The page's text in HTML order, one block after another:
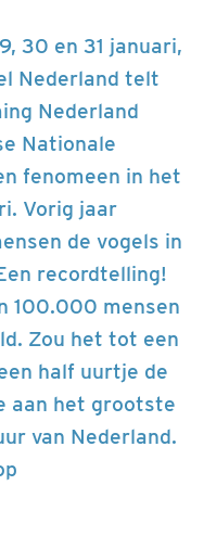
30 en 31 januari,
Nederland telt
Nederland
Nationale
fenomeen in het
Vorig jaar
de vogels in
recordtelling!
100.000 mensen
Zou het tot een
half uurtje de
aan het grootste
van Nederland.